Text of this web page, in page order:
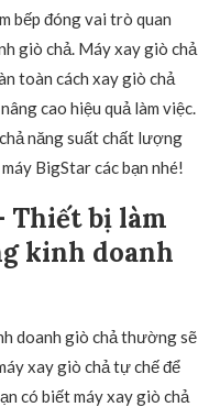
bếp đóng vai trò quan
giò chả. Máy xay giò chả
toàn cách xay giò chả
cao hiệu quả làm việc.
năng suất chất lượng
BigStar các bạn nhé!
Thiết bị làm
kinh doanh
doanh giò chả thường sẽ
xay giò chả tự chế để
có biết máy xay giò chả